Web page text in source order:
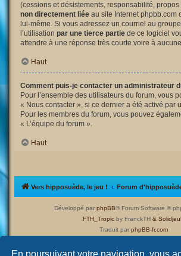
En poursuivant votre navigation, vous
(cessions et désistements, responsabilité, propos
non directement liée au site Internet phpbb.com
lui-même. Si vous adressez un courriel au
l’utilisation par une tierce partie de ce logiciel
attendre à une réponse très courte voire à
Haut
Comment puis-je contacter un administrateur
Pour l’ensemble des utilisateurs du forum, vous
« Nous contacter », si ce dernier a été activé par
Pour les membres du forum, vous pouvez
« L’équipe du forum ».
Haut
Vers hipposuède, le jeu ! Forum
Développé par phpBB® Forum Software ©
FTH_Tropic by FranckTH &
Traduit par phpBB-fr.com